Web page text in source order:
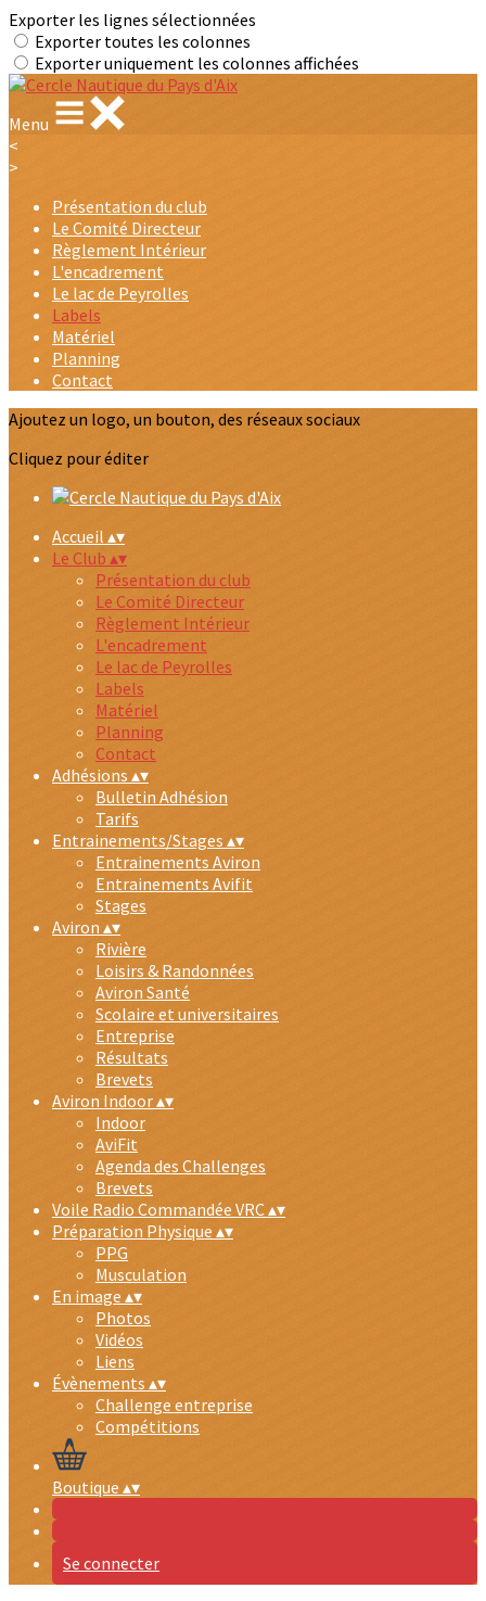
Exporter les lignes sélectionnées
Exporter toutes les colonnes
Exporter uniquement les colonnes affichées
Menu
<
>
Présentation du club
Le Comité Directeur
Règlement Intérieur
L'encadrement
Le lac de Peyrolles
Labels
Matériel
Planning
Contact
Ajoutez un logo, un bouton, des réseaux sociaux
Cliquez pour éditer
Accueil ▴▾
Le Club ▴▾
Présentation du club
Le Comité Directeur
Règlement Intérieur
L'encadrement
Le lac de Peyrolles
Labels
Matériel
Planning
Contact
Adhésions ▴▾
Bulletin Adhésion
Tarifs
Entrainements/Stages ▴▾
Entrainements Aviron
Entrainements Avifit
Stages
Aviron ▴▾
Rivière
Loisirs & Randonnées
Aviron Santé
Scolaire et universitaires
Entreprise
Résultats
Brevets
Aviron Indoor▴▾
Indoor
AviFit
Agenda des Challenges
Brevets
Voile Radio Commandée VRC▴▾
Préparation Physique ▴▾
PPG
Musculation
En image ▴▾
Photos
Vidéos
Liens
Évènements ▴▾
Challenge entreprise
Compétitions
Boutique ▴▾
Se connecter